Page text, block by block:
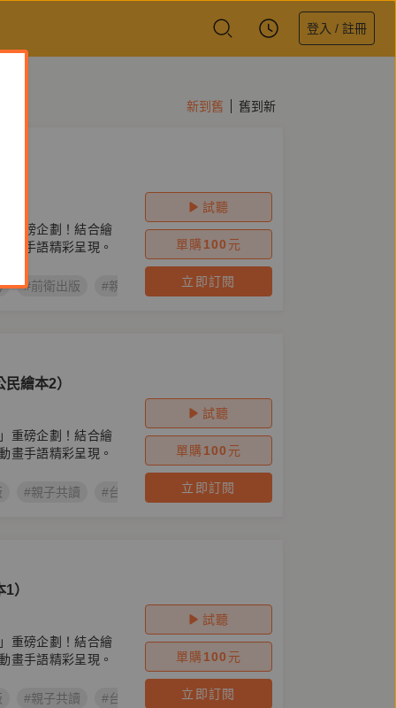
登入 / 註冊
新到舊 舊到新
重磅企劃！結合繪
畫手語精彩呈現。
#前衛出版 #親子共讀 #自然環境
試聽
單購100 元
立即訂閱
繪本2）
重磅企劃！結合繪
畫手語精彩呈現。
#親子共讀 #台語兒童公民繪本 #莊佳穎
試聽
單購100 元
立即訂閱
）
重磅企劃！結合繪
畫手語精彩呈現。
#親子共讀 #台語兒童公民繪本 #莊佳穎
試聽
單購100 元
立即訂閱